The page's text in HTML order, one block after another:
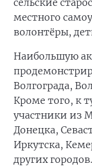
сельские
местного
волонтёры,
Наибольшую
Волгограда,
Кроме того, к
участники из
Донецка,
Иркутска,
других городов.